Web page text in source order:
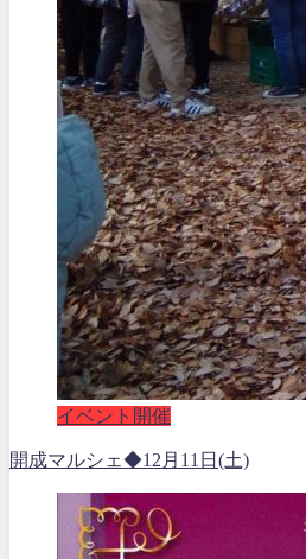
イベント開催
開成マルシェ◆12月11日(土)